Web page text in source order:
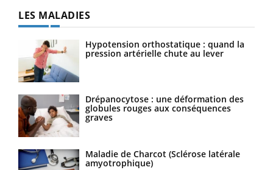
LES MALADIES
Hypotension orthostatique : quand la
pression artérielle chute au lever
Drépanocytose : une déformation des
globules rouges aux conséquences
graves
Maladie de Charcot (Sclérose latérale
amyotrophique)